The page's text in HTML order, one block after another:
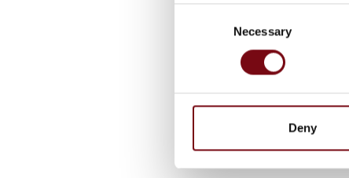
Necessary
Deny